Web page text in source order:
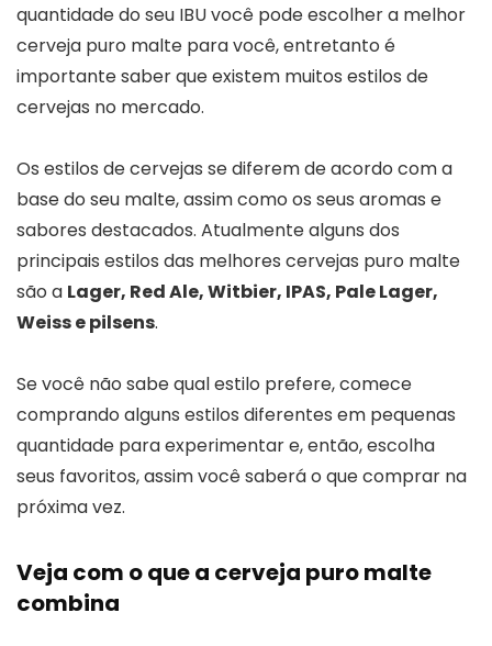
quantidade do seu IBU você pode escolher a melhor
cerveja puro malte para você, entretanto é
importante saber que existem muitos estilos de
cervejas no mercado.
Os estilos de cervejas se diferem de acordo com a
base do seu malte, assim como os seus aromas e
sabores destacados. Atualmente alguns dos
principais estilos das melhores cervejas puro malte
são a Lager, Red Ale, Witbier, IPAS, Pale Lager,
Weiss e pilsens.
Se você não sabe qual estilo prefere, comece
comprando alguns estilos diferentes em pequenas
quantidade para experimentar e, então, escolha
seus favoritos, assim você saberá o que comprar na
próxima vez.
Veja com o que a cerveja puro malte
combina